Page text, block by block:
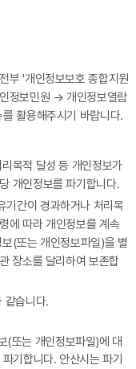
부 '개인정보보호 종합지원
정보민원 → 개인정보열람
활용해주시기 바랍니다.
목적 달성 등 개인정보가
개인정보를 파기합니다.
기간이 경과하거나 처리목
에 따라 개인정보를 계속
(또는 개인정보파일)을 별
장소를 달리하여 보존합
같습니다.
(또는 개인정보파일)에 대
기합니다. 안산시는 파기